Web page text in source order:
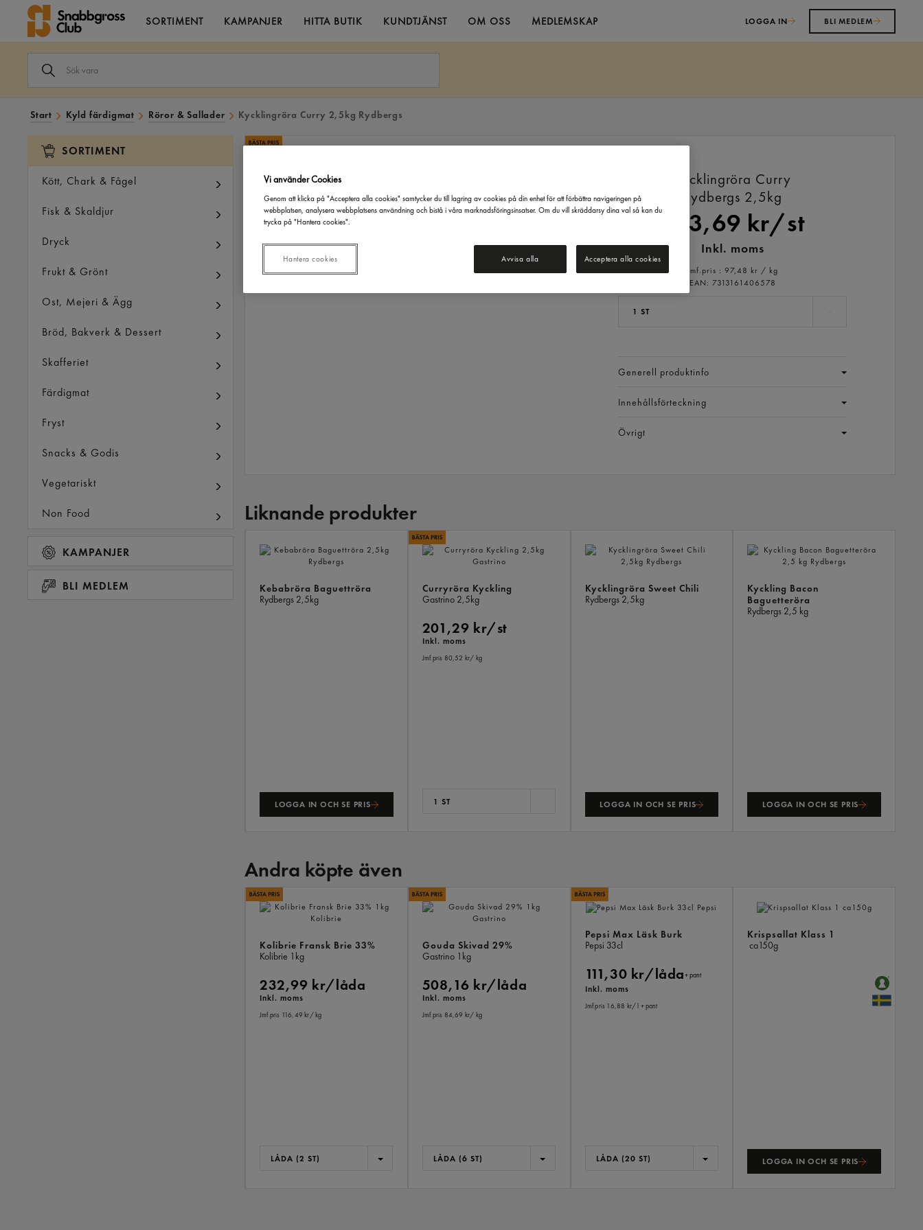
SORTIMENT KAMPANJER HITTA BUTIK KUNDTJÄNST OM OSS MEDLEMSKAP LOGGA IN BLI MEDLEM
VARA
Start Kyld färdigmat Röror & Sallader Kycklingröra Curry 2,5kg Rydbergs
SORTIMENT
Kött, Chark & Fågel
Fisk & Skaldjur
Dryck
Frukt & Grönt
Ost, Mejeri & Ägg
Bröd, Bakverk & Dessert
Skafferiet
Färdigmat
Fryst
Snacks & Godis
Vegetariskt
Non Food
KAMPANJER
BLI MEDLEM
Kycklingröra Curry
Rydbergs 2,5kg
243,69 kr/st
Inkl. moms
Jmf.pris : 97,48 kr / kg
EAN: 7313161406578
1 ST
Generell produktinfo
Innehållsförteckning
Övrigt
Liknande produkter
Kebabröra Baguettröra
Rydbergs 2,5kg
LOGGA IN OCH SE PRIS
Curryröra Kyckling
Gastrino 2,5kg
201,29 kr/st
Inkl. moms
Jmf.pris 80,52 kr/ kg
1 ST
Kycklingröra Sweet Chili
Rydbergs 2,5kg
LOGGA IN OCH SE PRIS
Kyckling Bacon
Baguetteröra
Rydbergs 2,5 kg
LOGGA IN OCH SE PRIS
Andra köpte även
Kolibrie Fransk Brie 33%
Kolibrie 1kg
232,99 kr/låda
Inkl. moms
Jmf.pris 116,49 kr/ kg
LÅDA (2 ST)
Gouda Skivad 29%
Gastrino 1kg
508,16 kr/låda
Inkl. moms
Jmf.pris 84,69 kr/ kg
LÅDA (6 ST)
Pepsi Max Läsk Burk
Pepsi 33cl
111,30 kr/låda+ pant
Inkl. moms
Jmf.pris 16,88 kr/ l + pant
LÅDA (20 ST)
Krispsallat Klass 1
ca150g
LOGGA IN OCH SE PRIS
Vi använder Cookies
Genom att klicka på "Acceptera alla cookies" samtycker du till lagring av cookies på din enhet för att förbättra navigeringen på
webbplatsen, analysera webbplatsens användning och bistå i våra marknadsföringsinsatser. Om du vill skräddarsy dina val så kan du
trycka på "Hantera cookies".
Avvisa alla Acceptera alla cookies
Hantera cookies